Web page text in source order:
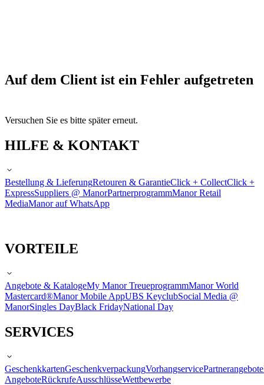
Auf dem Client ist ein Fehler aufgetreten
Versuchen Sie es bitte später erneut.
HILFE & KONTAKT
Bestellung & LieferungRetouren & GarantieClick + CollectClick +
ExpressSuppliers @ ManorPartnerprogrammManor Retail
MediaManor auf WhatsApp
VORTEILE
Angebote & KatalogeMy Manor TreueprogrammManor World
Mastercard®Manor Mobile AppUBS KeyclubSocial Media @
ManorSingles DayBlack FridayNational Day
SERVICES
GeschenkkartenGeschenkverpackungVorhangservicePartnerangebote
AngeboteRückrufeAusschlüsseWettbewerbe